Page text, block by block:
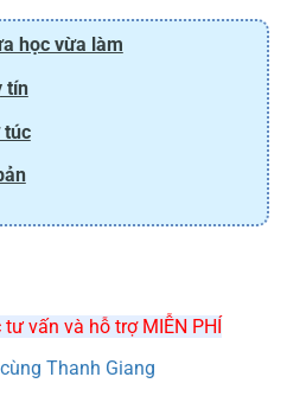
học vừa làm
tín
túc
tư vấn và hỗ trợ MIỄN PHÍ
Thanh Giang